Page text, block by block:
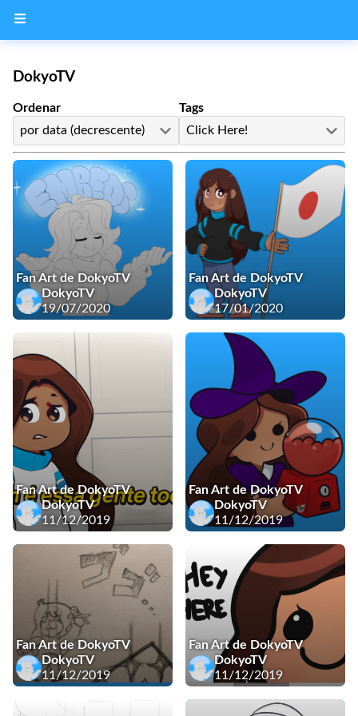
DokyoTV
Ordenar
por data (decrescente)
Tags
Click Here!
Fan Art de DokyoTV
DokyoTV
19/07/2020
Fan Art de DokyoTV
DokyoTV
17/01/2020
Fan Art de DokyoTV
DokyoTV
11/12/2019
Fan Art de DokyoTV
DokyoTV
11/12/2019
Fan Art de DokyoTV
DokyoTV
11/12/2019
Fan Art de DokyoTV
DokyoTV
11/12/2019